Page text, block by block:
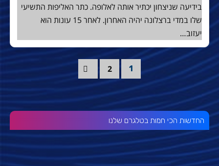
בידיעה שניצחון יכתיר אותה לאלופה. כתר האליפות התשיעי
שלו במדי ברצלונה יהיה האחרון. לאחר 15 עונות הוא
יעזוב…
1
2
החדשות הכי חמות בטלגרם שלנו